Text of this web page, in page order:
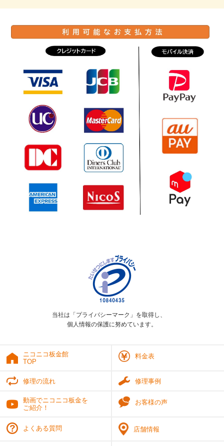
当社は「プライバシーマーク」を取得し、
個人情報の保護に努めています。
ニコニコ板金館
TOP
料金表
修理の流れ 修理事例
動画でニコニコ板金を
ご紹介！
お客様の声
よくある質問 店舗情報